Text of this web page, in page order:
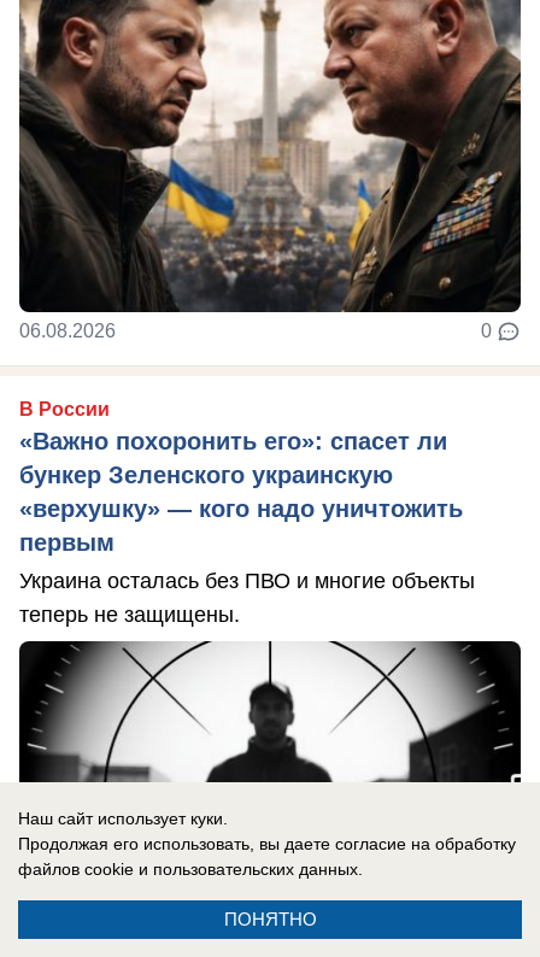
06.08.2026 0
В России
«Важно похоронить его»: спасет ли
бункер Зеленского украинскую
«верхушку» — кого надо уничтожить
первым
Украина осталась без ПВО и многие объекты
теперь не защищены.
Наш сайт использует куки.
Продолжая его использовать, вы даете согласие на обработку
файлов cookie и пользовательских данных.
ПОНЯТНО